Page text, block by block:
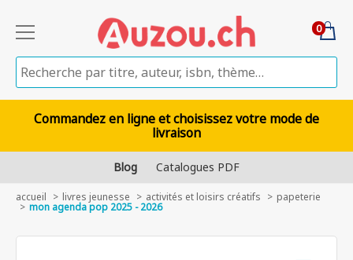
0
Commandez en ligne et choisissez votre mode de
livraison
Blog Catalogues PDF
accueil livres jeunesse activités et loisirs créatifs papeterie
mon agenda pop 2025 - 2026